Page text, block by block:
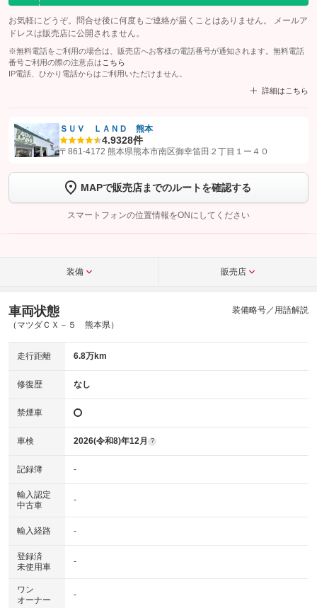
お気軽にどうぞ。問合せ後に何度もご連絡が届くことはありません。 メールア
ドレスは販売店に公開されません。
※無料電話をご利用の場合は、販売店へお客様の電話番号が通知されます。無料電話
番号ご利用の際の注意点は こちら
IP電話、ひかり電話からはご利用いただけません。
詳細はこちら
【STEP1】認証画面でグーネットを友だち追加してから「許可する」ボタンを押
トーク画面で
ボタンをタップして問い合わせを
完了してください。
こちら
ＳＵＶ ＬＡＮＤ 熊本
4.9328件
〒861-4172 熊本県熊本市南区御幸笛田２丁目１ー４０
MAPで販売店までのルートを確認する
スマートフォンの位置情報をONにしてください
装備 販売店
車両状態
（マツダＣＸ－５ 熊本県）
装備略号／用語解説
走行距離 6.8万km
修復歴 なし
禁煙車
車検 2026(令和8)年12月 ?
記録簿 -
輸入認定
中古車
-
輸入経路 -
登録済
未使用車
-
ワン
オーナー
-